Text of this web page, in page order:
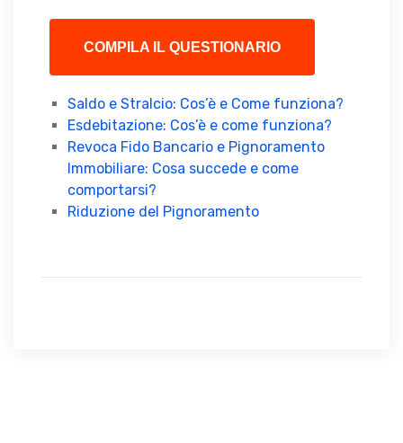
COMPILA IL QUESTIONARIO
Saldo e Stralcio: Cos’è e Come funziona?
Esdebitazione: Cos’è e come funziona?
Revoca Fido Bancario e Pignoramento
Immobiliare: Cosa succede e come
comportarsi?
Riduzione del Pignoramento